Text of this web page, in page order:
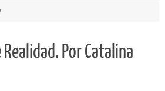
Por Catalina